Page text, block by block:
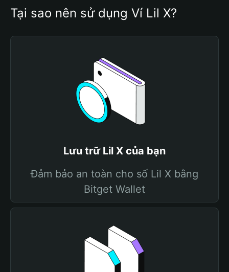
Tại sao nên sử dụng Ví Lil X?
Lưu trữ Lil X của bạn
Đảm bảo an toàn cho số Lil X bằng
Bitget Wallet